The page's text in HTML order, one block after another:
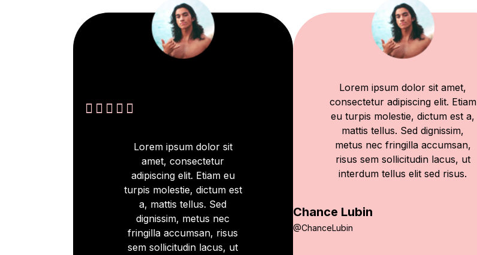
    
Lorem ipsum dolor sit
amet, consectetur
adipiscing elit. Etiam eu
turpis molestie, dictum est
a, mattis tellus. Sed
dignissim, metus nec
fringilla accumsan, risus
sem sollicitudin lacus, ut
Lorem ipsum dolor sit amet,
consectetur adipiscing elit. Etiam
eu turpis molestie, dictum est a,
mattis tellus. Sed dignissim,
metus nec fringilla accumsan,
risus sem sollicitudin lacus, ut
interdum tellus elit sed risus.
Chance Lubin
@ChanceLubin